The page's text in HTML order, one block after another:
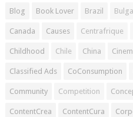
Blog Book Lover Brazil
Canada Causes Centrafrique
Childhood Chile China
Classified Ads CoConsumption
Community Competition
ContentCrea ContentCura